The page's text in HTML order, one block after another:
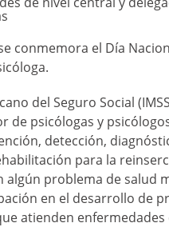
conmemora el Día
del Seguro Social
de psicólogas y
detección,
para la
algún problema de salud
en el desarrollo de
atienden enfermedades